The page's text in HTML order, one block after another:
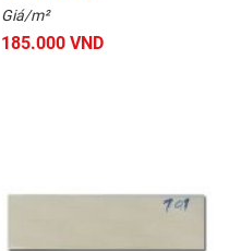
Giá/m²
185.000 VND